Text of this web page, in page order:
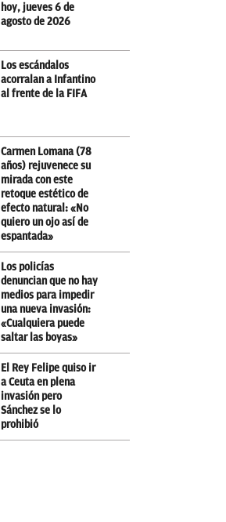
hoy, jueves 6 de
agosto de 2026
Los escándalos
acorralan a Infantino
al frente de la FIFA
Carmen Lomana (78
años) rejuvenece su
mirada con este
retoque estético de
efecto natural: «No
quiero un ojo así de
espantada»
Los policías
denuncian que no hay
medios para impedir
una nueva invasión:
«Cualquiera puede
saltar las boyas»
El Rey Felipe quiso ir
a Ceuta en plena
invasión pero
Sánchez se lo
prohibió